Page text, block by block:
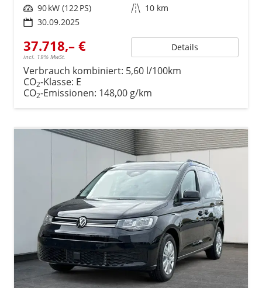
Leistung 90 kW (122 PS) Kilometerstand 10 km
30.09.2025
37.718,– €
incl. 19% MwSt.
Details
Verbrauch kombiniert: 5,60 l/100km
CO2-Klasse: E
CO2-Emissionen: 148,00 g/km